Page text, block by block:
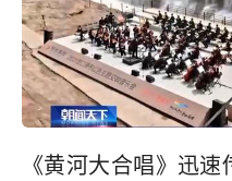
《黄河大合唱》迅